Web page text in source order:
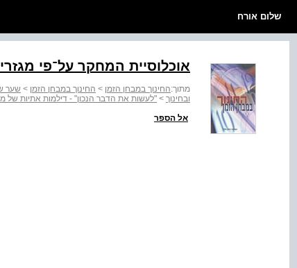
שלום אורח
אוכלוסיית המחקר על־פי
מתוך:החינוך במבחן הזמן > החינוך במבחן הזמן > שער
ובחינוך > "לעשות את הדבר הנכון" - דילמות אתיות של
אל הספר